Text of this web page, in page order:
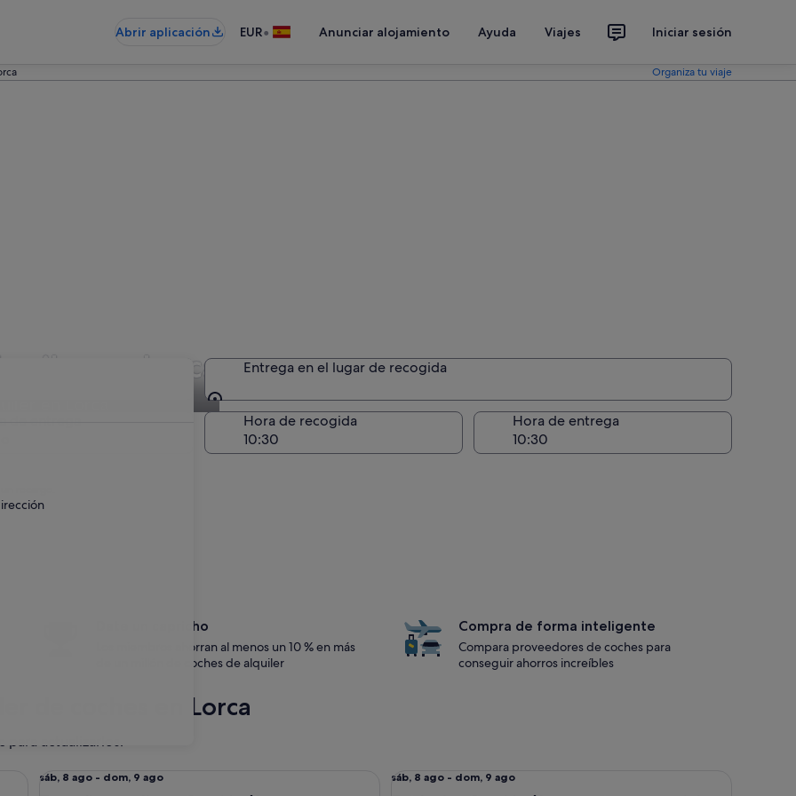
Abrir aplicación EUR• Anunciar alojamiento Ayuda Viajes Iniciar sesión
Organiza tu viaje
en Lorca
en Lorca
Entrega en el lugar de recogida
Entrega en el lugar de recogida
Hora de recogida Hora de entrega
recargo.
Date un capricho
Los miembros ahorran al menos un 10 % en más
de un millón de coches de alquiler
Compra de forma inteligente
Compara proveedores de coches para
conseguir ahorros increíbles
de coches en Lorca
para actualizarlos.
Del
sáb, 8 ago - dom, 9 ago
Del
sáb, 8 ago - dom, 9 ago